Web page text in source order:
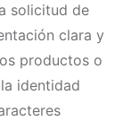
solicitud de
clara y
productos o
identidad